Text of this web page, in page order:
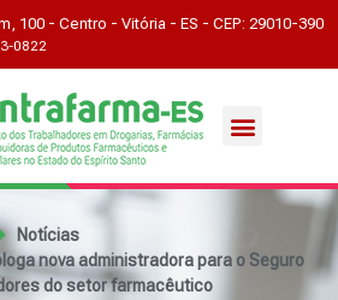
100 - Centro - Vitória - ES - CEP: 29010-390
0822
Notícias
nova administradora para o Seguro
do setor farmacêutico